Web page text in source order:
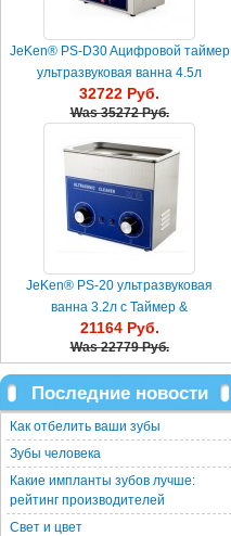
JeKen® PS-D30 Aцифровой таймер
ультразвуковая ванна 4.5л
32722 Руб.
Was35272 Руб.
JeKen® PS-20 ультразвуковая
ванна 3.2л с Таймер &
Обогреватель
21164 Руб.
Was22779 Руб.
Последние новости
Как отбелить ваши зубы
Зубы человека
Какие импланты зубов лучше:
рейтинг производителей
Свет и цвет